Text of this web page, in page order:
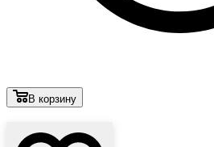
В корзину